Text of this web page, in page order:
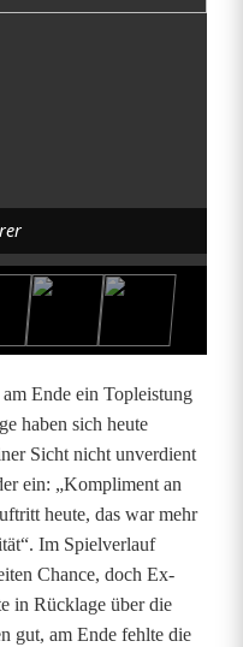
Ende ein Topleistung
haben sich heute
Sicht nicht unverdient
ein: „Kompliment an
heute, das war mehr
Im Spielverlauf
Chance, doch Ex-
in Rücklage über die
gut, am Ende fehlte die